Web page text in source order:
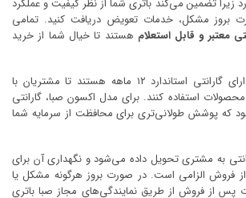
زیرا تضمین می‌کند باتری شما از نظر کیفیت و عملکرد
بروز مشکل، خدمات تعویض دریافت کنید. تمامی
معتبر و قابل استعلام هستند تا خیال شما از خرید
تمامی باتری‌های صبا دارای گارانتی استاندارد ۱۲ ماهه هستند تا مشتریان با
استفاده کنند. برای مدل اکسون صبا، گارانتی
می‌شود که پوشش طولانی‌تری برای محافظت از سرمایه شما
به مشتری تحویل داده می‌شود و نگهداری آن برای
فروش الزامی است. در صورت بروز هرگونه مشکل یا
از فروش از طریق نمایندگی‌های مجاز صبا باتری